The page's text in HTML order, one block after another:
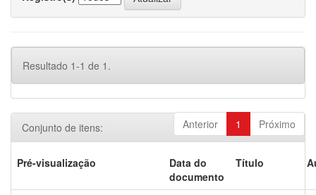
Resultado 1-1 de 1.
Anterior 1 Próximo
Conjunto de itens:
Pré-visualização
Data do
documento
Título